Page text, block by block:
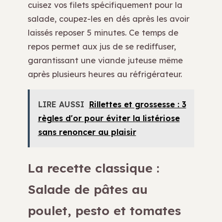
cuisez vos filets spécifiquement pour la
salade, coupez-les en dés après les avoir
laissés reposer 5 minutes. Ce temps de
repos permet aux jus de se rediffuser,
garantissant une viande juteuse même
après plusieurs heures au réfrigérateur.
LIRE AUSSI Rillettes et grossesse : 3
règles d'or pour éviter la listériose
sans renoncer au plaisir
La recette classique :
Salade de pâtes au
poulet, pesto et tomates